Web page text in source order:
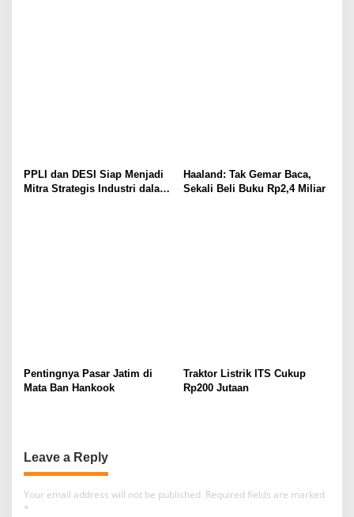
PPLI dan DESI Siap Menjadi
Mitra Strategis Industri dalam
Haaland: Tak Gemar Baca,
Sekali Beli Buku Rp2,4 Miliar
Pentingnya Pasar Jatim di
Mata Ban Hankook
Traktor Listrik ITS Cukup
Rp200 Jutaan
Leave a Reply
Your email address will not be published. Required fields are marked
*